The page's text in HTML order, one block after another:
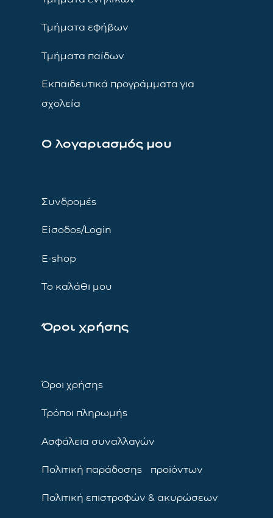
Τμήματα εφήβων
Τμήματα παίδων
Εκπαιδευτικά προγράμματα για
σχολεία
Ο λογαριασμός μου
Συνδρομές
Είσοδος/Login
E-shop
Το καλάθι μου
Όροι χρήσης
Όροι χρήσης
Τρόποι πληρωμής
Ασφάλεια συναλλαγών
Πολιτική παράδοσης προϊόντων
Πολιτική επιστροφών & ακυρώσεων